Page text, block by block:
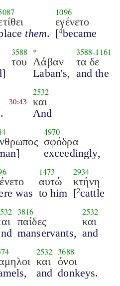
them.
1096
εγένετο
[4became
3588
του
*
Λάβαν
Laban's,
3588-1161
τα δε
and the
30:43
2532
και
And
4970
σφόδρα
exceedingly,
was
1473
αυτώ
to him
2934
κτήνη
[2cattle
3816
παίδες
manservants,
2532
και
and
2532
και
and
3688
όνοι
donkeys.